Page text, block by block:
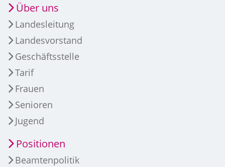
Über uns
Landesleitung
Landesvorstand
Geschäftsstelle
Tarif
Frauen
Senioren
Jugend
Positionen
Beamtenpolitik